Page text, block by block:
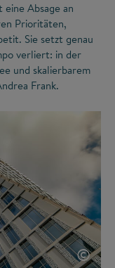
Absage an
Prioritäten,
Sie setzt genau
verliert: in der
und skalierbarem
Frank.
©